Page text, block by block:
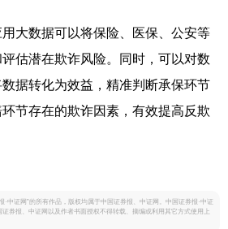
数据可以将保险、医保、公安等
估潜在欺诈风险。同时，可以对数
据转化为效益，精准判断承保环节
节存在的欺诈因素，有效提高反欺
·中证网”的所有作品，版权均属于中国证券报、中证网。中国证券报·中证
券报、中证网以及作者书面授权不得转载、摘编或利用其它方式使用上